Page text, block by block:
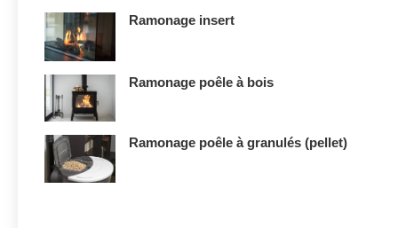
Ramonage insert
Ramonage poêle à bois
Ramonage poêle à granulés (pellet)